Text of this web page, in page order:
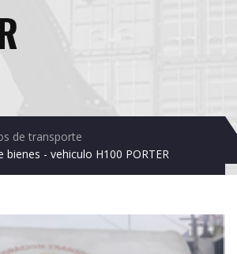
de transporte
bienes - vehiculo H100 PORTER